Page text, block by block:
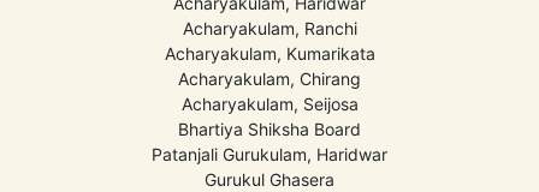
Acharyakulam, Ranchi
Acharyakulam, Kumarikata
Acharyakulam, Chirang
Acharyakulam, Seijosa
Bhartiya Shiksha Board
Patanjali Gurukulam, Haridwar
Gurukul Ghasera